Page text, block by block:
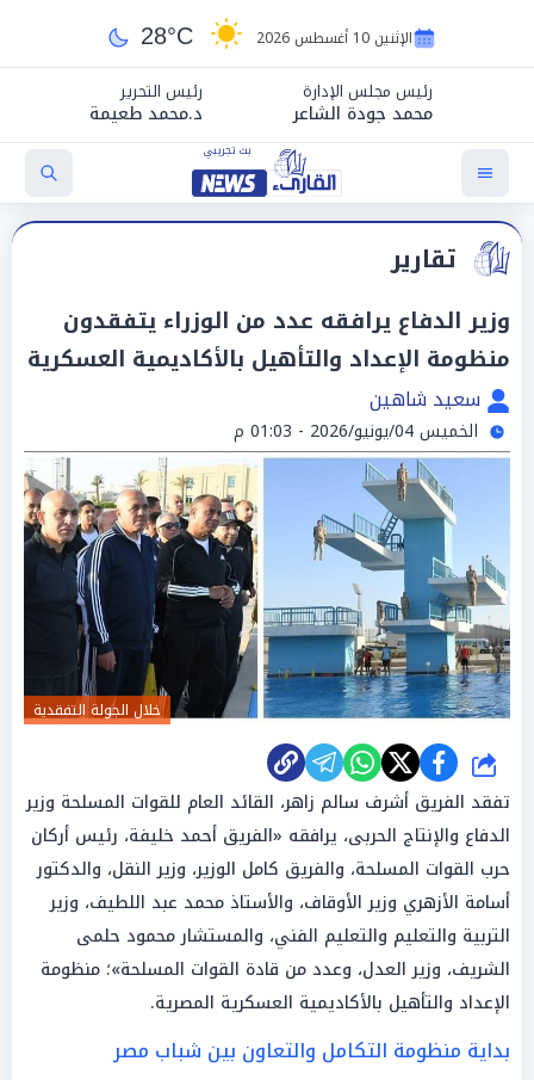
الإثنين 10 أغسطس 2026 28°C
رئيس مجلس الإدارة
محمد جودة الشاعر
رئيس التحرير
د.محمد طعيمة
تقارير
وزير الدفاع يرافقه عدد من الوزراء يتفقدون
منظومة الإعداد والتأهيل بالأكاديمية العسكرية
سعيد شاهين
الخميس 04/يونيو/2026 - 01:03 م
خلال الجولة التفقدية
شارك
تفقد الفريق أشرف سالم زاهر، القائد العام للقوات المسلحة وزير
الدفاع والإنتاج الحربى، يرافقه «الفريق أحمد خليفة، رئيس أركان
حرب القوات المسلحة، والفريق كامل الوزير، وزير النقل، والدكتور
أسامة الأزهري وزير الأوقاف، والأستاذ محمد عبد اللطيف، وزير
التربية والتعليم والتعليم الفني، والمستشار محمود حلمى
الشريف، وزير العدل، وعدد من قادة القوات المسلحة»؛ منظومة
الإعداد والتأهيل بالأكاديمية العسكرية المصرية.
بداية منظومة التكامل والتعاون بين شباب مصر